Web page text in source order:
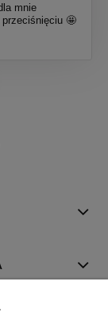
mnie
🤩